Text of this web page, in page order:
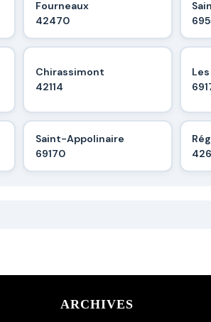
Fourneaux
42470
Chirassimont
42114
Saint-Appolinaire
69170
ARCHIVES